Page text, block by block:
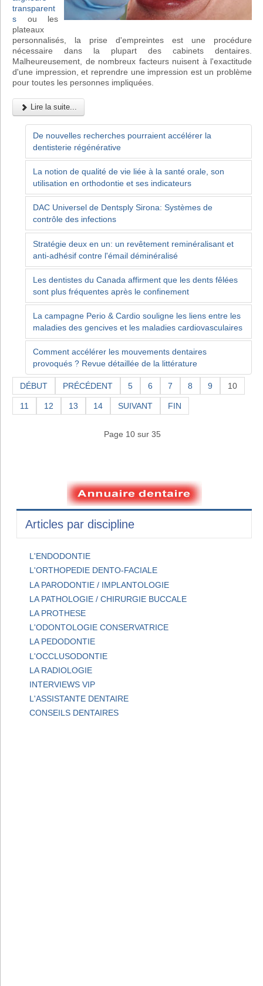
transparent
s ou les
plateaux
personnalisés, la prise d'empreintes est une procédure
nécessaire dans la plupart des cabinets dentaires.
Malheureusement, de nombreux facteurs nuisent à l'exactitude
d'une impression, et reprendre une impression est un problème
pour toutes les personnes impliquées.
Lire la suite...
De nouvelles recherches pourraient accélérer la
dentisterie régénérative
La notion de qualité de vie liée à la santé orale, son
utilisation en orthodontie et ses indicateurs
DAC Universel de Dentsply Sirona: Systèmes de
contrôle des infections
Stratégie deux en un: un revêtement reminéralisant et
anti-adhésif contre l'émail déminéralisé
Les dentistes du Canada affirment que les dents fêlées
sont plus fréquentes après le confinement
La campagne Perio & Cardio souligne les liens entre les
maladies des gencives et les maladies cardiovasculaires
Comment accélérer les mouvements dentaires
provoqués ? Revue détaillée de la littérature
DÉBUT PRÉCÉDENT 5 6 7 8 9 10
11 12 13 14 SUIVANT FIN
Page 10 sur 35
Articles par discipline
L'ENDODONTIE
L'ORTHOPEDIE DENTO-FACIALE
LA PARODONTIE / IMPLANTOLOGIE
LA PATHOLOGIE / CHIRURGIE BUCCALE
LA PROTHESE
L'ODONTOLOGIE CONSERVATRICE
LA PEDODONTIE
L'OCCLUSODONTIE
LA RADIOLOGIE
INTERVIEWS VIP
L'ASSISTANTE DENTAIRE
CONSEILS DENTAIRES